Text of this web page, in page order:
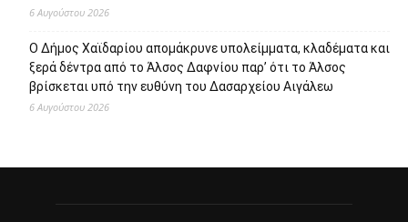
6 Αυγούστου 2026
Ο Δήμος Χαϊδαρίου απομάκρυνε υπολείμματα, κλαδέματα και
ξερά δέντρα από το Άλσος Δαφνίου παρ’ ότι το Άλσος
βρίσκεται υπό την ευθύνη του Δασαρχείου Αιγάλεω
6 Αυγούστου 2026